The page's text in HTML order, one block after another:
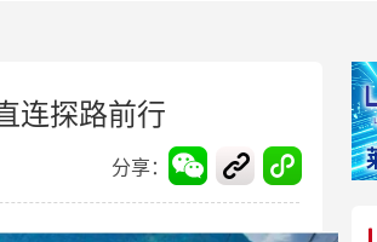
连探路前行
分享：